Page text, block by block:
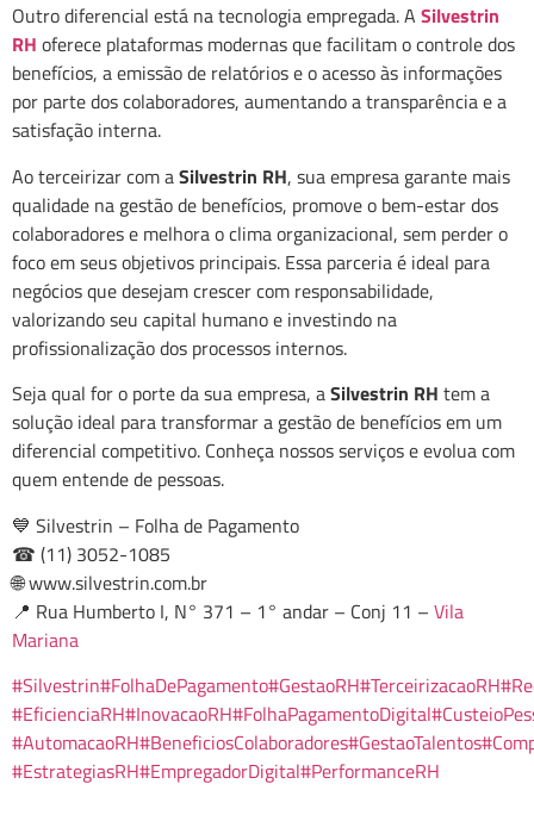
Outro diferencial está na tecnologia empregada. A Silvestrin
RH oferece plataformas modernas que facilitam o controle dos
benefícios, a emissão de relatórios e o acesso às informações
por parte dos colaboradores, aumentando a transparência e a
satisfação interna.
Ao terceirizar com aSilvestrin RH, sua empresa garante mais
qualidade na gestão de benefícios, promove o bem-estar dos
colaboradores e melhora o clima organizacional, sem perder o
foco em seus objetivos principais. Essa parceria é ideal para
negócios que desejam crescer com responsabilidade,
valorizando seu capital humano e investindo na
profissionalização dos processos internos.
Seja qual for o porte da sua empresa, aSilvestrin RH tem a
solução ideal para transformar a gestão de benefícios em um
diferencial competitivo. Conheça nossos serviços e evolua com
quem entende de pessoas.
💙 Silvestrin – Folha de Pagamento
☎ (11) 3052-1085
🌐 www.silvestrin.com.br
📍 Rua Humberto I, N° 371 – 1° andar – Conj 11 – Vila
Mariana
#Silvestrin#FolhaDePagamento#GestaoRH#TerceirizacaoRH
#EficienciaRH#InovacaoRH#FolhaPagamentoDigital
#AutomacaoRH#BeneficiosColaboradores#GestaoTalentos
#EstrategiasRH#EmpregadorDigital#PerformanceRH